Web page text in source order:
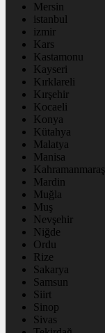
Mersin
istanbul
izmir
Kars
Kastamonu
Kayseri
Kırklareli
Kırşehir
Kocaeli
Konya
Kütahya
Malatya
Manisa
Kahramanmaraş
Mardin
Muğla
Muş
Nevşehir
Niğde
Ordu
Rize
Sakarya
Samsun
Siirt
Sinop
Sivas